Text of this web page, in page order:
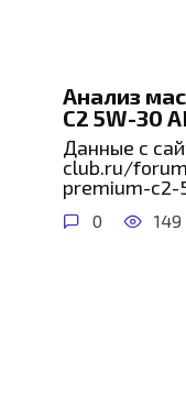
Анализ
C2 5W-30
Данные с
club.ru/
premium-
0 149